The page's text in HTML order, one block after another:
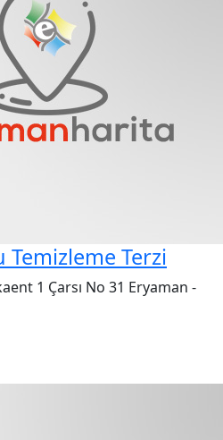
Temizleme Terzi
1 Çarsı No 31 Eryaman -